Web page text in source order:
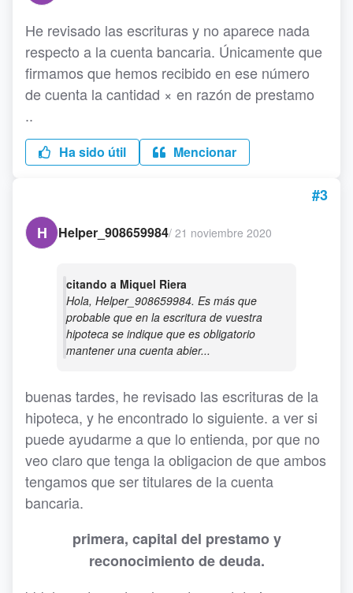
He revisado las escrituras y no aparece nada
respecto a la cuenta bancaria. Únicamente que
firmamos que hemos recibido en ese número
de cuenta la cantidad × en razón de prestamo
..
Ha sido útil Mencionar
#3
H
Helper_908659984/ 21 noviembre 2020
citando a Miquel Riera
Hola, Helper_908659984. Es más que
probable que en la escritura de vuestra
hipoteca se indique que es obligatorio
mantener una cuenta abier...
buenas tardes, he revisado las escrituras de la
hipoteca, y he encontrado lo siguiente. a ver si
puede ayudarme a que lo entienda, por que no
veo claro que tenga la obligacion de que ambos
tengamos que ser titulares de la cuenta
bancaria.
primera, capital del prestamo y
reconocimiento de deuda.